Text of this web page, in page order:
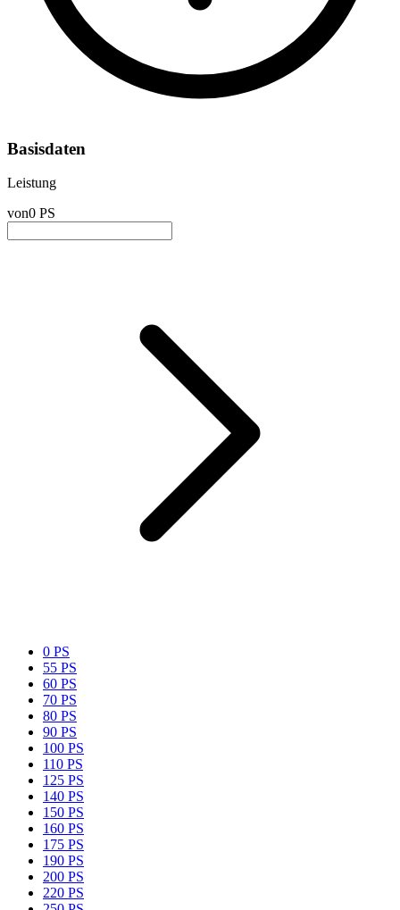
Basisdaten
Leistung
von0 PS
0 PS
55 PS
60 PS
70 PS
80 PS
90 PS
100 PS
110 PS
125 PS
140 PS
150 PS
160 PS
175 PS
190 PS
200 PS
220 PS